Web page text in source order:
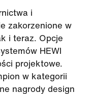
i
zakorzenione w
i teraz. Opcje
HEWI
projektowe.
w kategorii
nagrody design